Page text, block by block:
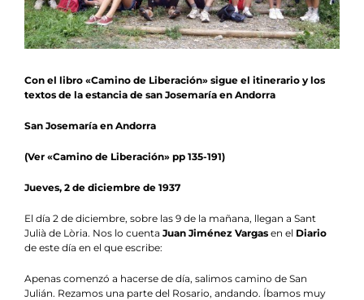
Con el libro «Camino de Liberación» sigue el itinerario y los
textos de la estancia de san Josemaría en Andorra
San Josemaría en Andorra
(Ver «Camino de Liberación» pp 135-191)
Jueves, 2 de diciembre de 1937
El día 2 de diciembre, sobre las 9 de la mañana, llegan a Sant
Julià de Lòria. Nos lo cuenta Juan Jiménez Vargas en el Diario
de este día en el que escribe:
Apenas comenzó a hacerse de día, salimos camino de San
Julián. Rezamos una parte del Rosario, andando. Íbamos muy